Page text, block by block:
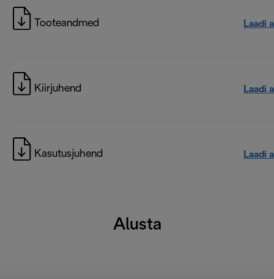
Tooteandmed Laadi
Kiirjuhend Laadi
Kasutusjuhend Laadi
Alusta